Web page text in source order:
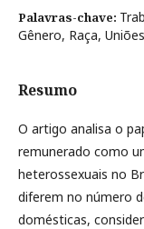
Palavras-chave:
Gênero, Raça,
Resumo
O artigo analisa o
remunerado como
heterossexuais no
diferem no número
domésticas,